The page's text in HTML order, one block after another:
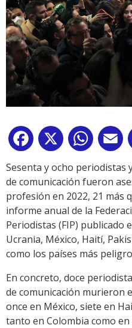
Facebook
X
Sesenta y ocho periodistas
de comunicación fueron
profesión en 2022, 21 más
informe anual de la
Periodistas (FIP) publicado
Ucrania, México, Haití,
como los países más
En concreto, doce
de comunicación murieron
once en México, siete en
tanto en Colombia como en